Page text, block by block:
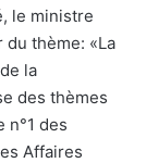
le ministre
thème: «La
la
des thèmes
n°1 des
Affaires